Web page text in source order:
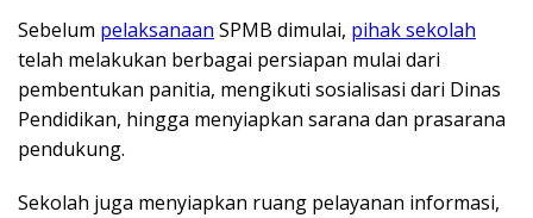
Sebelum pelaksanaan SPMB dimulai, pihak sekolah
telah melakukan berbagai persiapan mulai dari
pembentukan panitia, mengikuti sosialisasi dari Dinas
Pendidikan, hingga menyiapkan sarana dan prasarana
pendukung.
Sekolah juga menyiapkan ruang pelayanan informasi,